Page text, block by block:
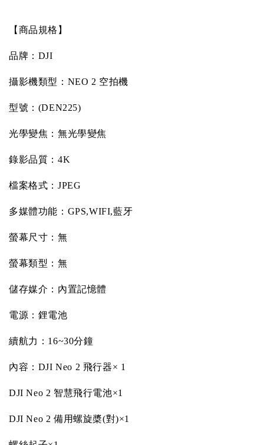
【商品規格】
品牌： DJI
攝影機類型： NEO 2 空拍機
型號： (DEN225)
光學變焦：無光學變焦
錄影品質： 4K
檔案格式： JPEG
多媒體功能： GPS,WIFI,藍牙
螢幕尺寸：無
螢幕類型：無
儲存媒介：內置記憶體
電源：鋰電池
續航力： 16~30分鐘
內容： DJI Neo 2 飛行器× 1
DJI Neo 2 智慧飛行電池×1
DJI Neo 2 備用螺旋槳(對)×1